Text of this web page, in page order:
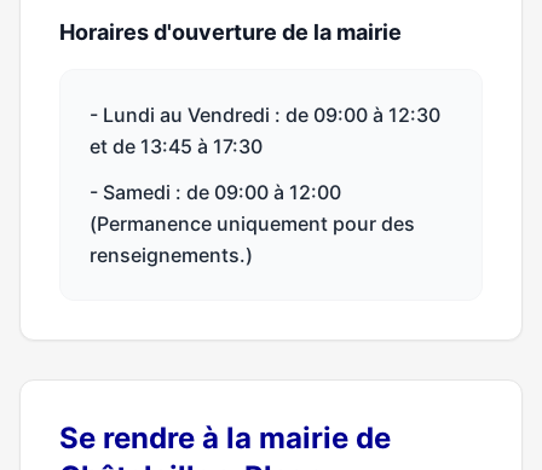
Horaires d'ouverture de la mairie
- Lundi au Vendredi : de 09:00 à 12:30
et de 13:45 à 17:30
- Samedi : de 09:00 à 12:00
(Permanence uniquement pour des
renseignements.)
Se rendre à la mairie de